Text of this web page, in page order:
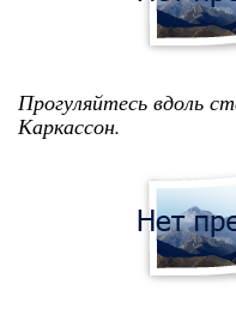
Прогуляйтесь вдоль
Каркассон.